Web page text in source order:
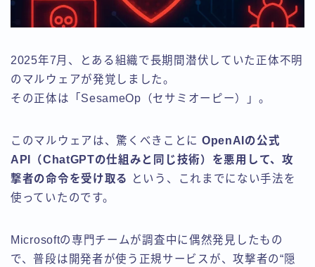
有料記事の決済完了ページ
運営者情報
2025年7月、とある組織で長期間潜伏していた正体不明
のマルウェアが発覚しました。
その正体は「SesameOp（セサミオーピー）」。
このマルウェアは、驚くべきことに OpenAIの公式
API（ChatGPTの仕組みと同じ技術）を悪用して、攻
撃者の命令を受け取る
という、これまでにない手法を
使っていたのです。
Microsoftの専門チームが調査中に偶然発見したもの
で、普段は開発者が使う正規サービスが、攻撃者の“隠